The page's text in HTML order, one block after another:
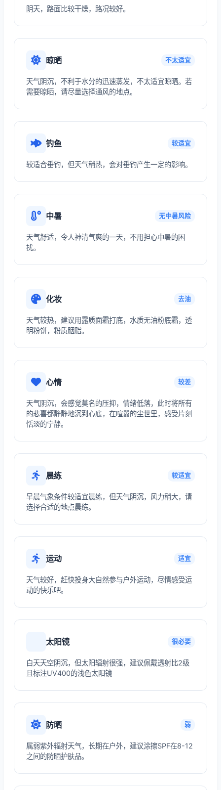
阴天，路面比较干燥，路况较好。
晾晒 不太适宜
天气阴沉，不利于水分的迅速蒸发，不太适宜晾晒。若
需要晾晒，请尽量选择通风的地点。
钓鱼 较适宜
较适合垂钓，但天气稍热，会对垂钓产生一定的影响。
中暑 无中暑风险
天气舒适，令人神清气爽的一天，不用担心中暑的困
扰。
化妆 去油
天气较热，建议用露质面霜打底，水质无油粉底霜，透
明粉饼，粉质胭脂。
心情 较差
天气阴沉，会感觉莫名的压抑，情绪低落，此时将所有
的悲喜都静静地沉到心底，在喧嚣的尘世里，感受片刻
恬淡的宁静。
晨练 较适宜
早晨气象条件较适宜晨练，但天气阴沉，风力稍大，请
选择合适的地点晨练。
运动 适宜
天气较好，赶快投身大自然参与户外运动，尽情感受运
动的快乐吧。
太阳镜 很必要
白天天空阴沉，但太阳辐射很强，建议佩戴透射比2级
且标注UV400的浅色太阳镜
防晒 弱
属弱紫外辐射天气，长期在户外，建议涂擦SPF在8-12
之间的防晒护肤品。